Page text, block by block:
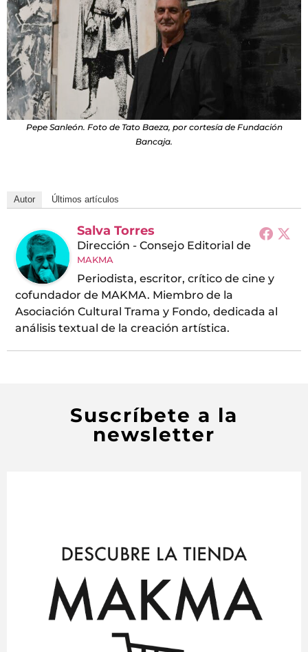
Pepe Sanleón. Foto de Tato Baeza, por cortesía de Fundación
Bancaja.
Autor Últimos artículos
Salva Torres
Dirección - Consejo Editorial de
MAKMA
Periodista, escritor, crítico de cine y
cofundador de MAKMA. Miembro de la
Asociación Cultural Trama y Fondo, dedicada al
análisis textual de la creación artística.
Suscríbete a la
newsletter